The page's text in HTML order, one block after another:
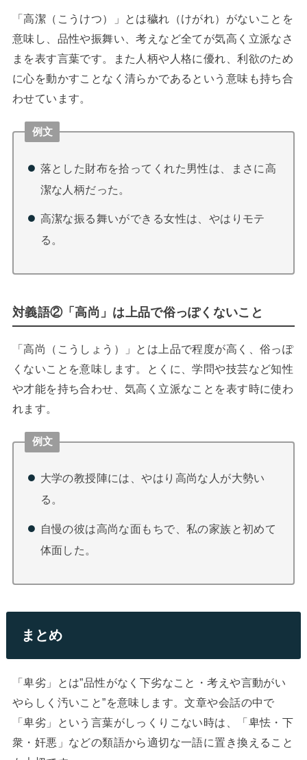
「高潔（こうけつ）」とは穢れ（けがれ）がないことを
意味し、品性や振舞い、考えなど全てが気高く立派なさ
まを表す言葉です。また人柄や人格に優れ、利欲のため
に心を動かすことなく清らかであるという意味も持ち合
わせています。
例文
落とした財布を拾ってくれた男性は、まさに高
潔な人柄だった。
高潔な振る舞いができる女性は、やはりモテ
る。
対義語②「高尚」は上品で俗っぽくないこと
「高尚（こうしょう）」とは上品で程度が高く、俗っぽ
くないことを意味します。とくに、学問や技芸など知性
や才能を持ち合わせ、気高く立派なことを表す時に使わ
れます。
例文
大学の教授陣には、やはり高尚な人が大勢い
る。
自慢の彼は高尚な面もちで、私の家族と初めて
体面した。
まとめ
「卑劣」とは”品性がなく下劣なこと・考えや言動がい
やらしく汚いこと”を意味します。文章や会話の中で
「卑劣」という言葉がしっくりこない時は、「卑怯・下
衆・奸悪」などの類語から適切な一語に置き換えること